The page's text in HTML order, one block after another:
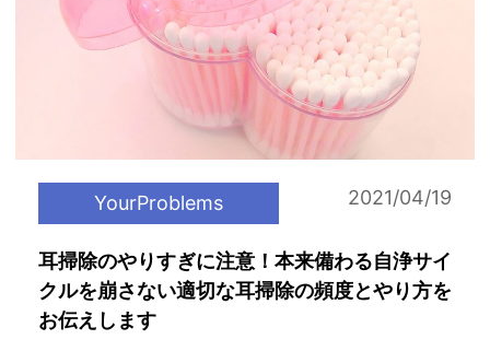
YourProblems 2021/04/19
耳掃除のやりすぎに注意！本来備わる自浄サイ
クルを崩さない適切な耳掃除の頻度とやり方を
お伝えします